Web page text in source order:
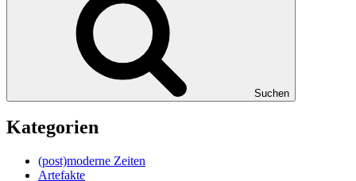
Suchen
Kategorien
(post)moderne Zeiten
Artefakte